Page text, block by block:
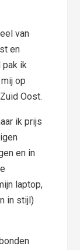
van
en
pak ik
op
Oost.
ik prijs
en in
laptop,
in stijl)